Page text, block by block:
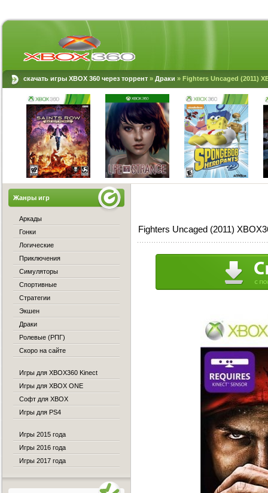
скачать игры XBOX 360 через торрент » Драки » Fighters Uncaged (2011)
Fighters Uncaged (2011)
Жанры игр
Аркады
Гонки
Логические
Приключения
Симуляторы
Спортивные
Стратегии
Экшен
Драки
Ролевые (РПГ)
Скоро на сайте
Игры для XBOX360 Kinect
Игры для XBOX ONE
Софт для XBOX
Игры для PS4
Игры 2015 года
Игры 2016 года
Игры 2017 года